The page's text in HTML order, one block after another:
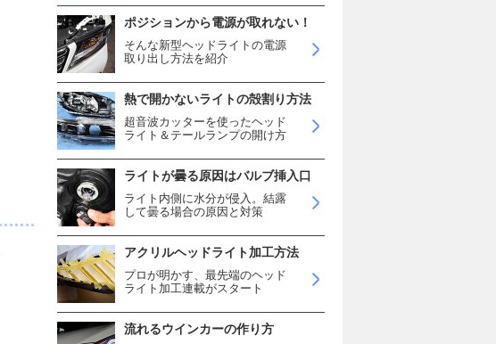
ポジションから電源が取れない！
そんな新型ヘッドライトの電源
取り出し方法を紹介
熱で開かないライトの殻割り方法
超音波カッターを使ったヘッド
ライト＆テールランプの開け方
ライトが曇る原因はバルブ挿入口
ライト内側に水分が侵入。結露
して曇る場合の原因と対策
アクリルヘッドライト加工方法
プロが明かす、最先端のヘッド
ライト加工連載がスタート
流れるウインカーの作り方